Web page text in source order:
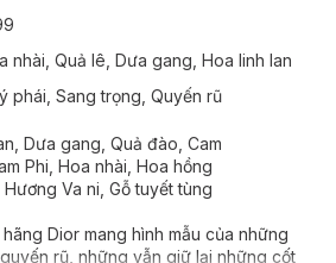
nhài, Quả lê, Dưa gang, Hoa linh lan
phái, Sang trọng, Quyến rũ
Dưa gang, Quả đào, Cam
Phi, Hoa nhài, Hoa hồng
Va ni, Gỗ tuyết tùng
Dior mang hình mẫu của những
rũ, những vẫn giữ lại những cốt